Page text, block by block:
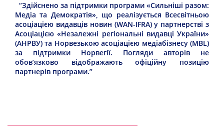
“Здійснено за підтримки програми «Сильніші разом:
Медіа та Демократія», що реалізується Всесвітньою
асоціацією видавців новин (WAN-IFRA) у партнерстві з
Асоціацією «Незалежні регіональні видавці України»
(АНРВУ) та Норвезькою асоціацією медіабізнесу (MBL)
за підтримки Норвегії. Погляди авторів не
обов’язково відображають офіційну позицію
партнерів програми.”